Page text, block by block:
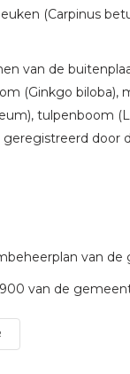
(Carpinus
van de
(Ginkgo biloba),
tulpenboom
geregistreerd
van
van de